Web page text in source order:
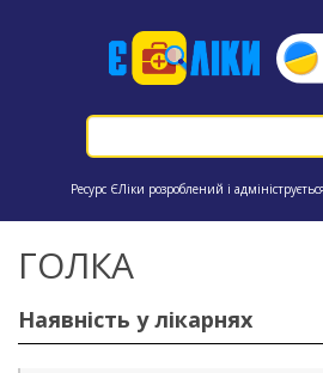
Ресурс ЄЛіки розроблений і
ГОЛКА
Наявність у лікарнях